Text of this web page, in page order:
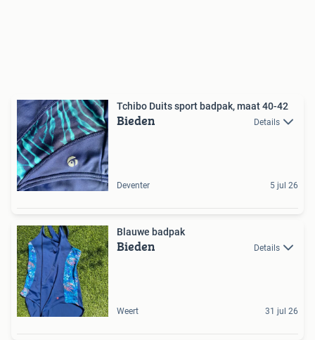
Tchibo Duits sport badpak, maat 40-42
Bieden Details
Deventer 5 jul 26
Blauwe badpak
Bieden Details
Weert 31 jul 26